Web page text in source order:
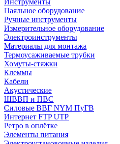
Инструменты
Паяльное оборудование
Ручные инструменты
Измерительное оборудование
Электроинструменты
Материалы для монтажа
Термоусаживаемые трубки
Хомуты-стяжки
Клеммы
Кабели
Акустические
ШВВП и ПВС
Силовые ВВГ NYM ПуГВ
Интернет FTP UTP
Ретро в оплётке
Элементы питания